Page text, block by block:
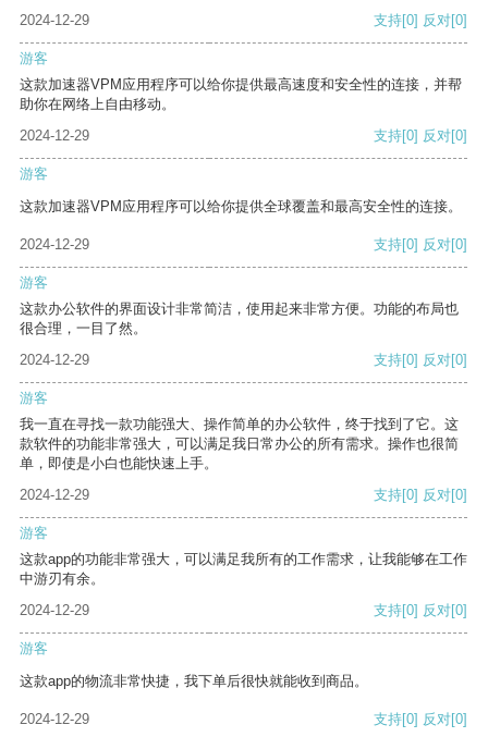
2024-12-29
支持[0] 反对[0]
游客
这款加速器VPM应用程序可以给你提供最高速度和安全性的连接，并帮
助你在网络上自由移动。
2024-12-29
支持[0] 反对[0]
游客
这款加速器VPM应用程序可以给你提供全球覆盖和最高安全性的连接。
2024-12-29 支持[0] 反对[0]
游客
这款办公软件的界面设计非常简洁，使用起来非常方便。功能的布局也
很合理，一目了然。
2024-12-29
支持[0] 反对[0]
游客
我一直在寻找一款功能强大、操作简单的办公软件，终于找到了它。这
款软件的功能非常强大，可以满足我日常办公的所有需求。操作也很简
单，即使是小白也能快速上手。
2024-12-29
支持[0] 反对[0]
游客
这款app的功能非常强大，可以满足我所有的工作需求，让我能够在工作
中游刃有余。
2024-12-29
支持[0] 反对[0]
游客
这款app的物流非常快捷，我下单后很快就能收到商品。
2024-12-29 支持[0] 反对[0]